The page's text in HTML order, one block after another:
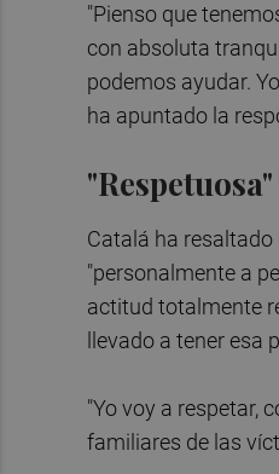
"Pienso que
con absoluta
podemos ayudar.
ha apuntado la
Catalá ha
"personalmente a
actitud totalmente
llevado a tener
"Yo voy a respetar,
familiares de las